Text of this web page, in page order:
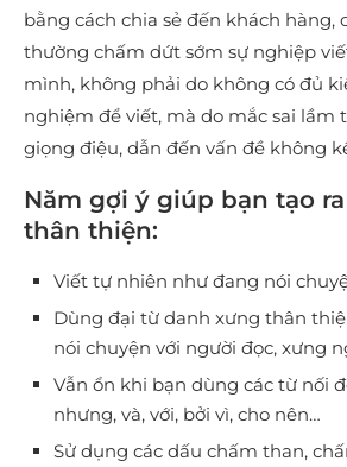
bằng cách chia sẻ đến khách hàng,
thường chấm dứt sớm sự nghiệp
mình, không phải do không có đủ
nghiệm để viết, mà do mắc sai lầm
giọng điệu, dẫn đến vấn đề không
Năm gợi ý giúp bạn tạo
thân thiện:
Viết tự nhiên như đang nói
Dùng đại từ danh xưng thân
nói chuyện với người đọc, xưng
Vẫn ổn khi bạn dùng các từ nối
nhưng, và, với, bởi vì, cho nên…
Sử dụng các dấu chấm than,